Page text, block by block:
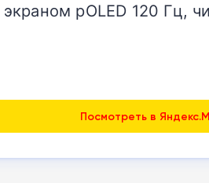
pOLED 120 Гц,
Посмотреть в